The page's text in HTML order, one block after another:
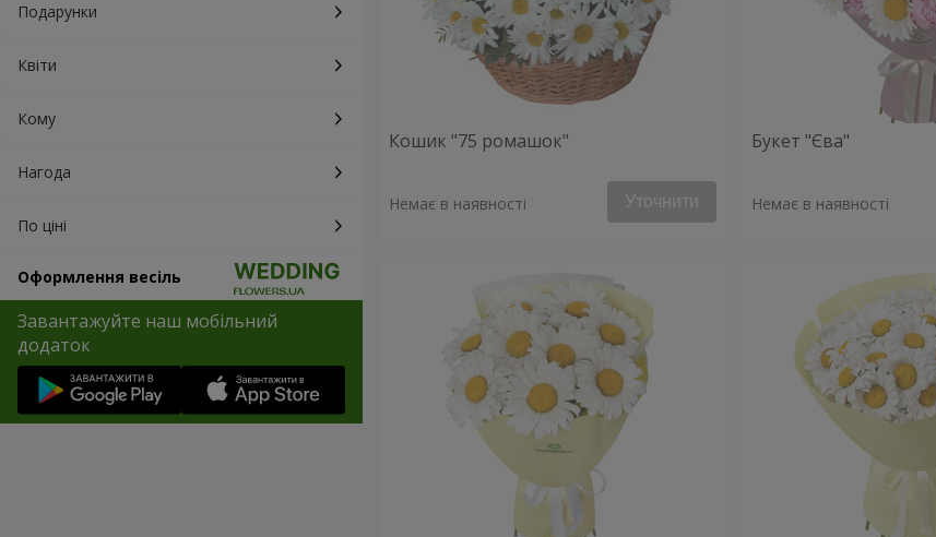
Подарунки
Квіти
Кому
Нагода
По ціні
Оформлення весіль
Завантажуйте наш мобільний
додаток
Кошик "75 ромашок"
Немає в наявності Уточнити
Букет "Єва"
Немає в наявності